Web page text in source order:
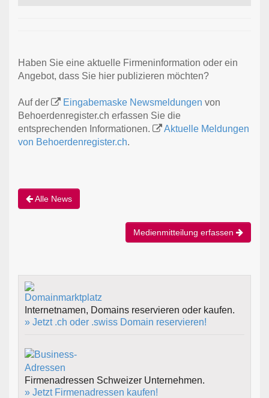
Haben Sie eine aktuelle Firmeninformation oder ein
Angebot, dass Sie hier publizieren möchten?
Auf der Eingabemaske Newsmeldungen von
Behoerdenregister.ch erfassen Sie die
entsprechenden Informationen.
Aktuelle Meldungen
von Behoerdenregister.ch.
Alle News
Medienmitteilung erfassen
Internetnamen, Domains reservieren oder kaufen.
» Jetzt .ch oder .swiss Domain reservieren!
Firmenadressen Schweizer Unternehmen.
» Jetzt Firmenadressen kaufen!